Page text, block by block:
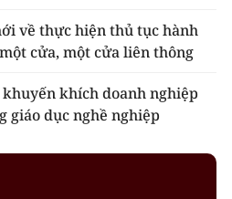
về thực hiện thủ tục hành
cửa, một cửa liên thông
khích doanh nghiệp
giáo dục nghề nghiệp